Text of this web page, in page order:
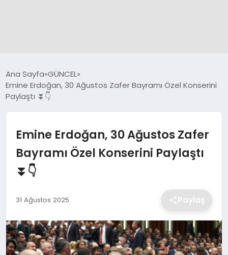
SPOR
DÜNYA
SİYASET
MAGAZİN
TEKNOLOJİ
Ana Sayfa GÜNCEL
Emine Erdoğan, 30 Ağustos Zafer Bayramı Özel Konserini
Paylaştı ⏬👇
Emine Erdoğan, 30 Ağustos Zafer
Bayramı Özel Konserini Paylaştı
⏬👇
31 Ağustos 2025 Paylaş